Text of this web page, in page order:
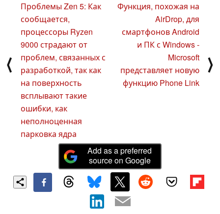
⟨
Проблемы Zen 5: Как
сообщается,
процессоры Ryzen
9000 страдают от
проблем, связанных с
разработкой, так как
на поверхность
всплывают такие
ошибки, как
неполноценная
парковка ядра
Функция, похожая на
AirDrop, для
смартфонов Android
и ПК с Windows -
Microsoft
представляет новую
функцию Phone Link
⟩
Add as a preferred
source on Google